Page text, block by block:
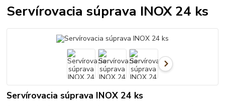
Servírovacia súprava INOX 24 ks
Servírovacia súprava INOX 24 ks